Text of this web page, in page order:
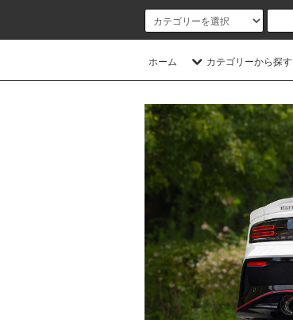
ホーム カテゴリーから探す